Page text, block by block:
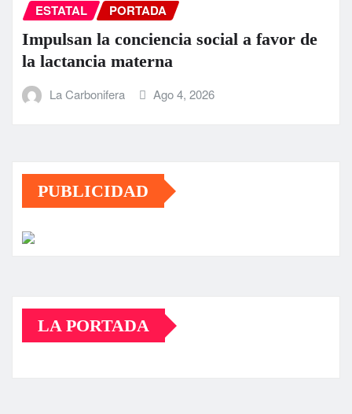
ESTATAL PORTADA
Impulsan la conciencia social a favor de
la lactancia materna
La Carbonifera Ago 4, 2026
PUBLICIDAD
LA PORTADA